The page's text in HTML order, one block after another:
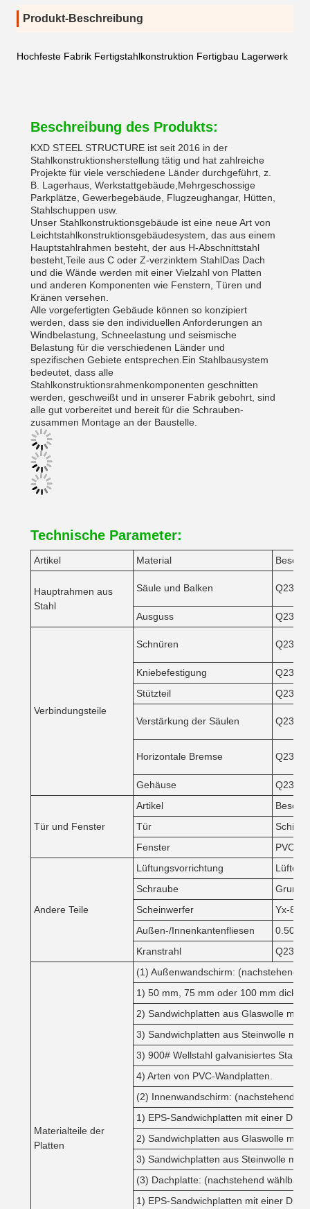
Produkt-Beschreibung
Hochfeste Fabrik Fertigstahlkonstruktion Fertigbau Lagerwerk
Beschreibung des Produkts:
KXD STEEL STRUCTURE ist seit 2016 in der
Stahlkonstruktionsherstellung tätig und hat zahlreiche
Projekte für viele verschiedene Länder durchgeführt, z.
B. Lagerhaus, Werkstattgebäude,Mehrgeschossige
Parkplätze, Gewerbegebäude, Flugzeughangar, Hütten,
Stahlschuppen usw.
Unser Stahlkonstruktionsgebäude ist eine neue Art von
Leichtstahlkonstruktionsgebäudesystem, das aus einem
Hauptstahlrahmen besteht, der aus H-Abschnittstahl
besteht,Teile aus C oder Z-verzinktem StahlDas Dach
und die Wände werden mit einer Vielzahl von Platten
und anderen Komponenten wie Fenstern, Türen und
Kränen versehen.
Alle vorgefertigten Gebäude können so konzipiert
werden, dass sie den individuellen Anforderungen an
Windbelastung, Schneelastung und seismische
Belastung für die verschiedenen Länder und
spezifischen Gebiete entsprechen.Ein Stahlbausystem
bedeutet, dass alle
Stahlkonstruktionsrahmenkomponenten geschnitten
werden, geschweißt und in unserer Fabrik gebohrt, sind
alle gut vorbereitet und bereit für die Schrauben-
zusammen Montage an der Baustelle.
Technische Parameter:
Artikel Material
Hauptrahmen aus
Stahl
Säule und Balken Q235
Ausguss Q235
Verbindungsteile
Schnüren Q235
Kniebefestigung
Q235
Stützteil
Q235
Verstärkung der Säulen Q235
Horizontale Bremse Q235
Gehäuse Q235
Tür und Fenster
Artikel
Tür
Fenster
PVC-
Andere Teile
Lüftungsvorrichtung
Lüfter,
Schraube
Scheinwerfer
Yx-840
Außen-/Innenkantenfliesen
Kranstrahl
Q235
Materialteile der
Platten
(1) Außenwandschirm: (nachstehend
1) 50 mm, 75 mm oder 100 mm dicke
2) Sandwichplatten aus Glaswolle mit
3) Sandwichplatten aus Steinwolle mit
3) 900# Wellstahl galvanisiertes
4) Arten von PVC-Wandplatten.
(2) Innenwandschirm: (nachstehend
1) EPS-Sandwichplatten mit einer
2) Sandwichplatten aus Glaswolle mit
3) Sandwichplatten aus Steinwolle mit
(3) Dachplatte: (nachstehend wählbar)
1) EPS-Sandwichplatten mit einer